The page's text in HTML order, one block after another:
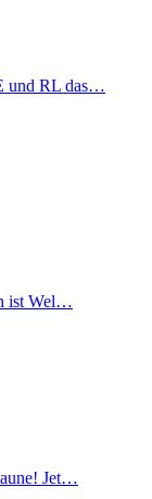
und RL das…
ist Wel…
Jet…